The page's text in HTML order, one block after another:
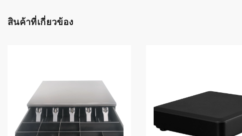
ระบบบาร์โค้ดใน
สินค้าที่เกี่ยวข้อง